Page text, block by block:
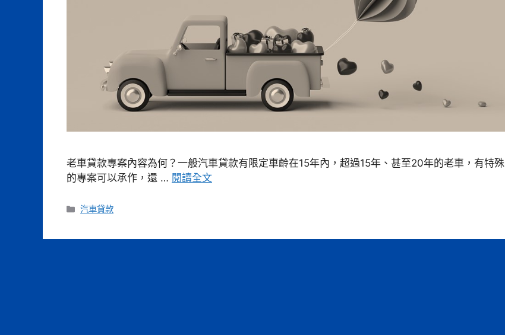
老車貸款專案內容為何？一般汽車貸款有限定車齡在15年內，超過15年、甚至20年的老車，有特殊
的專案可以承作，還 … 閱讀全文
分
汽車貸款